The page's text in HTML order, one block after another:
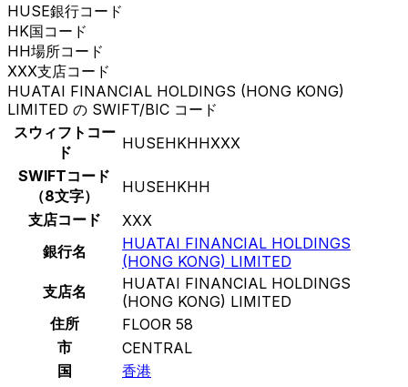
HUSE銀行コード
HK国コード
HH場所コード
XXX支店コード
HUATAI FINANCIAL HOLDINGS (HONG KONG)
LIMITED の SWIFT/BIC コード
スウィフトコー
ド
HUSEHKHHXXX
SWIFTコード
（8文字）
HUSEHKHH
支店コード
XXX
銀行名
HUATAI FINANCIAL HOLDINGS
(HONG KONG) LIMITED
支店名
HUATAI FINANCIAL HOLDINGS
(HONG KONG) LIMITED
住所
FLOOR 58
市
CENTRAL
国
香港